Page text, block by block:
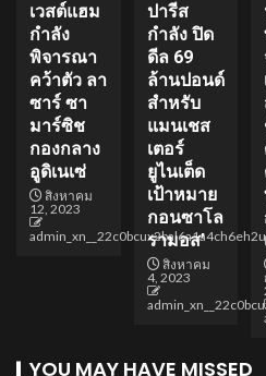
เวสต์แฮม
กำลัง
พิจารณา
คว้าตัว ลา
ซาร์ ซา
มาร์ซิช
กองกลาง
อูดิเนเซ่
สิงหาคม
12, 2023
ปารีส
กำลัง ปิด
ดีล 69
ล้านปอนด์
สำหรับ
แมนเชส
เตอร์
ยูไนเต็ด
เป้าหมาย
กอนซาโล
รามอส’
สิงหาคม
4, 2023
YOU MAY HAVE MISSED